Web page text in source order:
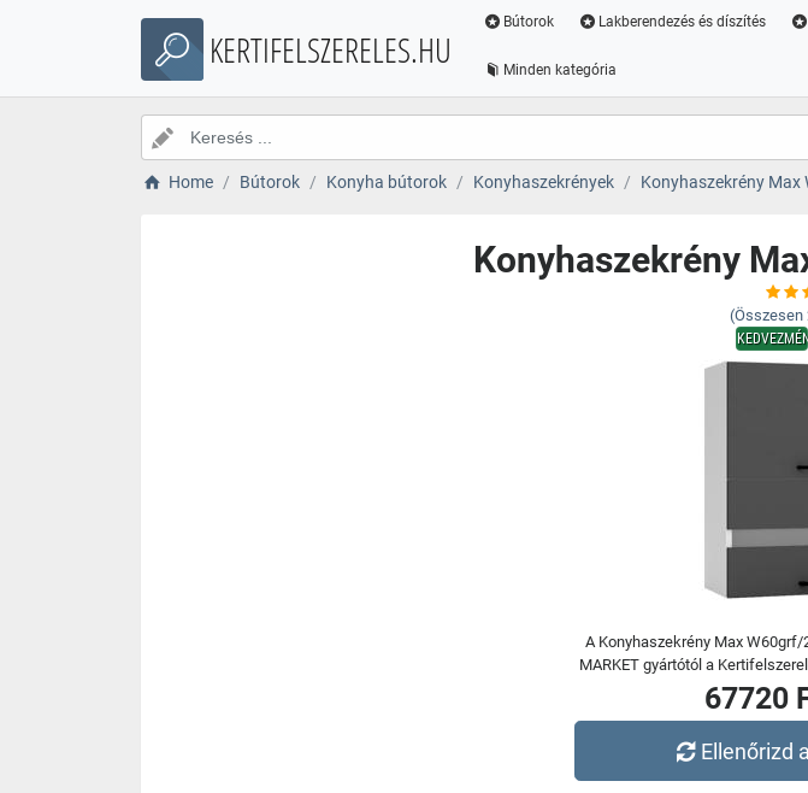
KERTIFELSZERELES.HU
Bútorok Lakberendezés és díszítés
Minden kategória
Home Bútorok Konyha bútorok Konyhaszekrények Konyhaszekrény Max
Konyhaszekrény
(Összesen
A Konyhaszekrény Max W60grf/
MARKET gyártótól a
67720
Ellenőrizd